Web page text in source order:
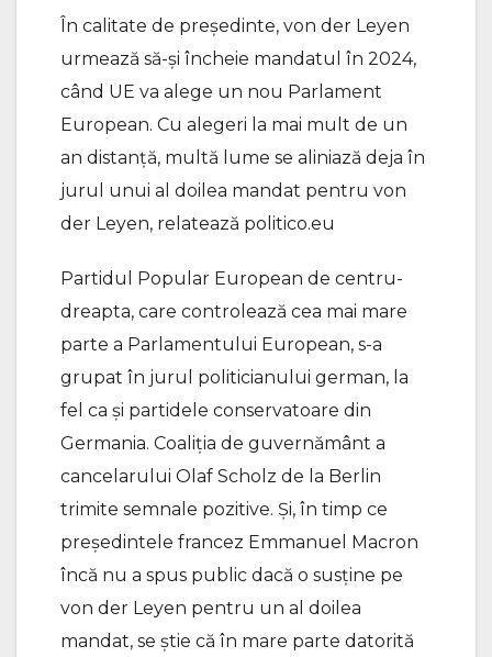
În calitate de președinte, von der Leyen
urmează să-și încheie mandatul în 2024,
când UE va alege un nou Parlament
European. Cu alegeri la mai mult de un
an distanță, multă lume se aliniază deja în
jurul unui al doilea mandat pentru von
der Leyen, relatează politico.eu
Partidul Popular European de centru-
dreapta, care controlează cea mai mare
parte a Parlamentului European, s-a
grupat în jurul politicianului german, la
fel ca și partidele conservatoare din
Germania. Coaliția de guvernământ a
cancelarului Olaf Scholz de la Berlin
trimite semnale pozitive. Și, în timp ce
președintele francez Emmanuel Macron
încă nu a spus public dacă o susține pe
von der Leyen pentru un al doilea
mandat, se știe că în mare parte datorită